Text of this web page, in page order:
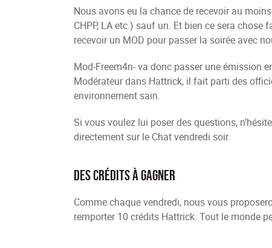
Nous avons eu la chance de recevoir au
CHPP, LA etc.) sauf un. Et bien ce sera
recevoir un MOD pour passer la soirée avec
Mod-Freem4n- va donc passer une émission
Modérateur dans Hattrick, il fait parti des
environnement sain.
Si vous voulez lui poser des questions,
directement sur le Chat vendredi soir.
Des crédits à gagner
Comme chaque vendredi, nous vous
remporter 10 crédits Hattrick. Tout le monde